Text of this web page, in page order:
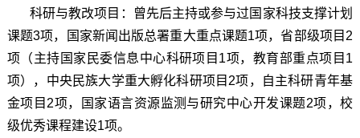
科研与教改项目：曾先后主持或参与过国家科技支撑计划
课题3项，国家新闻出版总署重大重点课题1项，省部级项目2
项（主持国家民委信息中心科研项目1项，教育部重点项目1
项），中央民族大学重大孵化科研项目2项，自主科研青年基
金项目2项，国家语言资源监测与研究中心开发课题2项，校
级优秀课程建设1项。